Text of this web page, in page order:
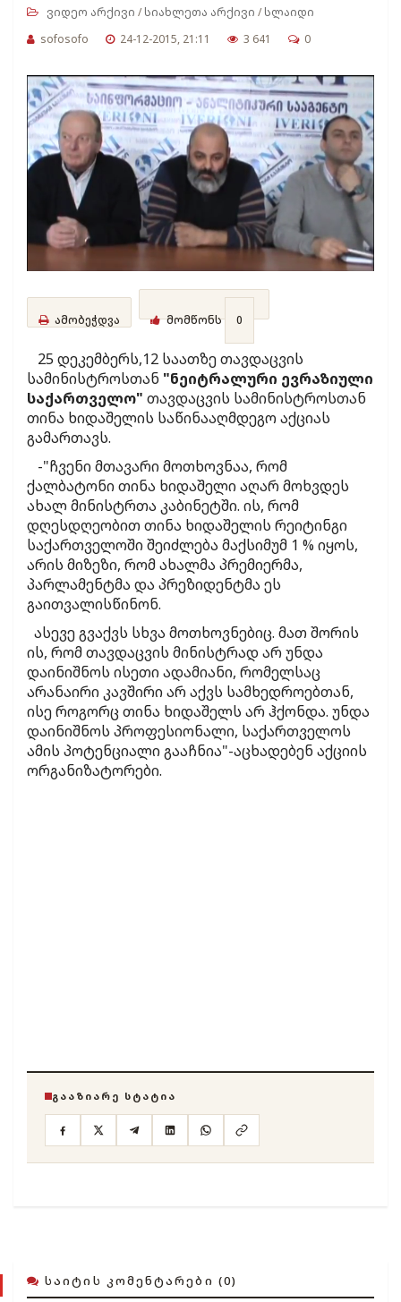
ვიდეო არქივი /სიახლეთა არქივი /სლაიდი
sofosofo
24-12-2015, 21:11 3 641 0
ამობეჭდვა მომწონს 0
25 დეკემბერს,12 საათზე თავდაცვის
სამინისტროსთან "ნეიტრალური ევრაზიული
საქართველო" თავდაცვის სამინისტროსთან
თინა ხიდაშელის საწინააღმდეგო აქციას
გამართავს.
-"ჩვენი მთავარი მოთხოვნაა, რომ
ქალბატონი თინა ხიდაშელი აღარ მოხვდეს
ახალ მინისტრთა კაბინეტში. ის, რომ
დღესდღეობით თინა ხიდაშელის რეიტინგი
საქართველოში შეიძლება მაქსიმუმ 1 % იყოს,
არის მიზეზი, რომ ახალმა პრემიერმა,
პარლამენტმა და პრეზიდენტმა ეს
გაითვალისწინონ.
ასევე გვაქვს სხვა მოთხოვნებიც. მათ შორის
ის, რომ თავდაცვის მინისტრად არ უნდა
დაინიშნოს ისეთი ადამიანი, რომელსაც
არანაირი კავშირი არ აქვს სამხედროებთან,
ისე როგორც თინა ხიდაშელს არ ჰქონდა. უნდა
დაინიშნოს პროფესიონალი, საქართველოს
ამის პოტენციალი გააჩნია"-აცხადებენ აქციის
ორგანიზატორები.
ᲒᲐᲐᲖᲘᲐᲠᲔ ᲡᲢᲐᲢᲘᲐ
ᲡᲐᲘᲢᲘᲡ ᲙᲝᲛᲔᲜᲢᲐᲠᲔᲑᲘ (0)